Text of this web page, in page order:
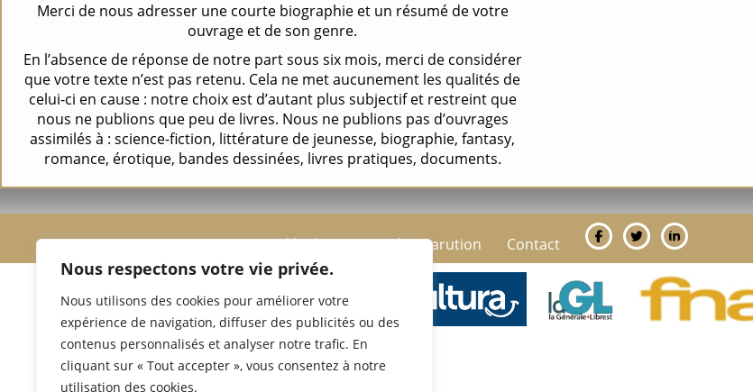
Nous respectons votre vie privée.
Nous utilisons des cookies pour améliorer votre
expérience de navigation, diffuser des publicités ou des
contenus personnalisés et analyser notre trafic. En
cliquant sur « Tout accepter », vous consentez à notre
utilisation des cookies.
Merci de nous adresser une courte biographie et un résumé de votre
ouvrage et de son genre.
En l’absence de réponse de notre part sous six mois, merci de considérer
que votre texte n’est pas retenu. Cela ne met aucunement les qualités de
celui-ci en cause : notre choix est d’autant plus subjectif et restreint que
nous ne publions que peu de livres. Nous ne publions pas d’ouvrages
assimilés à : science-fiction, littérature de jeunesse, biographie, fantasy,
romance, érotique, bandes dessinées, livres pratiques, documents.
Mentions légales Dernière parution Contact